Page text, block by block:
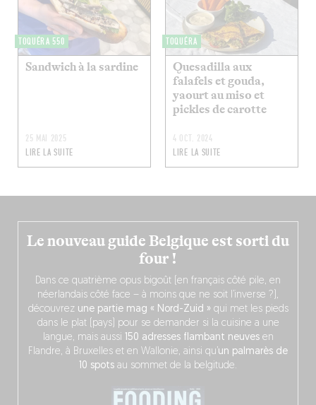
TOQUÉRA 550
Sandwich à la sardine
25 MAI 2025
LIRE LA SUITE
TOQUÉRA
Quesadilla aux
falafels et gouda,
yaourt au miso et
pickles de carotte
4 OCT. 2024
LIRE LA SUITE
Le nouveau guide Belgique est sorti du
four !
Dans ce quatrième opus bigoût (en français côté pile, en
néerlandais côté face – à moins que ne soit l’inverse ?),
découvrez une partie mag « Nord-Zuid » qui met les pieds
dans le plat (pays) pour se demander si la cuisine a une
langue, mais aussi 150 adresses flambant neuvesen
Flandre, à Bruxelles et en Wallonie, ainsi qu’ un palmarès de
10 spots au sommet de la belgitude.